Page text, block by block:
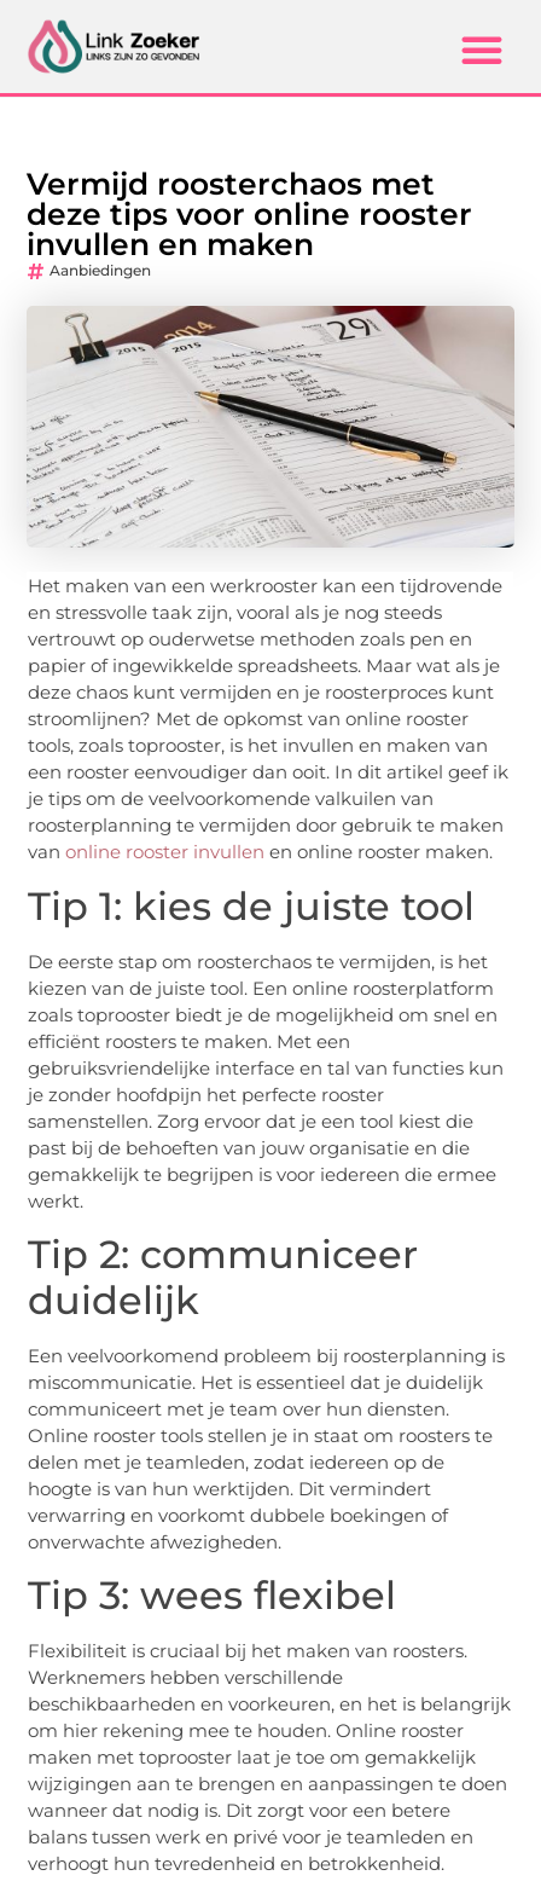
Vermijd roosterchaos met
deze tips voor online rooster
invullen en maken
Aanbiedingen
Het maken van een werkrooster kan een tijdrovende
en stressvolle taak zijn, vooral als je nog steeds
vertrouwt op ouderwetse methoden zoals pen en
papier of ingewikkelde spreadsheets. Maar wat als je
deze chaos kunt vermijden en je roosterproces kunt
stroomlijnen? Met de opkomst van online rooster
tools, zoals toprooster, is het invullen en maken van
een rooster eenvoudiger dan ooit. In dit artikel geef ik
je tips om de veelvoorkomende valkuilen van
roosterplanning te vermijden door gebruik te maken
vanonline rooster invullen en online rooster maken.
Tip 1: kies de juiste tool
De eerste stap om roosterchaos te vermijden, is het
kiezen van de juiste tool. Een online roosterplatform
zoals toprooster biedt je de mogelijkheid om snel en
efficiënt roosters te maken. Met een
gebruiksvriendelijke interface en tal van functies kun
je zonder hoofdpijn het perfecte rooster
samenstellen. Zorg ervoor dat je een tool kiest die
past bij de behoeften van jouw organisatie en die
gemakkelijk te begrijpen is voor iedereen die ermee
werkt.
Tip 2: communiceer
duidelijk
Een veelvoorkomend probleem bij roosterplanning is
miscommunicatie. Het is essentieel dat je duidelijk
communiceert met je team over hun diensten.
Online rooster tools stellen je in staat om roosters te
delen met je teamleden, zodat iedereen op de
hoogte is van hun werktijden. Dit vermindert
verwarring en voorkomt dubbele boekingen of
onverwachte afwezigheden.
Tip 3: wees flexibel
Flexibiliteit is cruciaal bij het maken van roosters.
Werknemers hebben verschillende
beschikbaarheden en voorkeuren, en het is belangrijk
om hier rekening mee te houden. Online rooster
maken met toprooster laat je toe om gemakkelijk
wijzigingen aan te brengen en aanpassingen te doen
wanneer dat nodig is. Dit zorgt voor een betere
balans tussen werk en privé voor je teamleden en
verhoogt hun tevredenheid en betrokkenheid.